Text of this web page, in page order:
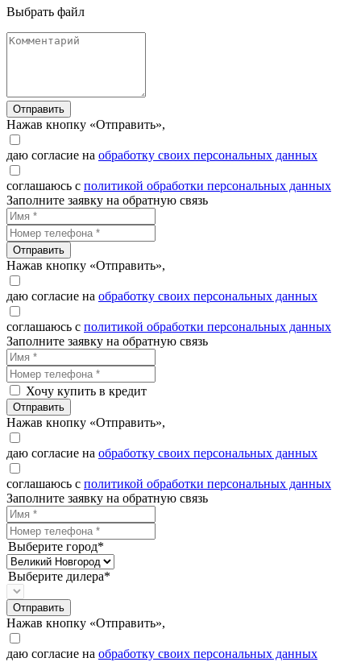
Выбрать файл
Отправить
Нажав кнопку «Отправить»,
даю согласие на обработку своих персональных данных
соглашаюсь с политикой обработки персональных данных
Заполните заявку на обратную связь
Отправить
Нажав кнопку «Отправить»,
даю согласие на обработку своих персональных данных
соглашаюсь с политикой обработки персональных данных
Заполните заявку на обратную связь
Хочу купить в кредит
Отправить
Нажав кнопку «Отправить»,
даю согласие на обработку своих персональных данных
соглашаюсь с политикой обработки персональных данных
Заполните заявку на обратную связь
Выберите город*
Выберите дилера*
Отправить
Нажав кнопку «Отправить»,
даю согласие на обработку своих персональных данных